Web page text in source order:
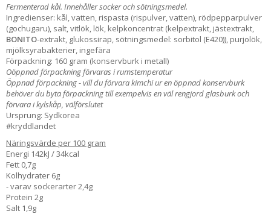
Fermenterad kål. Innehåller socker och sötningsmedel.
Ingredienser: kål, vatten, rispasta (rispulver, vatten), rödpepparpulver
(gochugaru), salt, vitlök, lök, kelpkoncentrat (kelpextrakt, jästextrakt,
BONITO-extrakt, glukossirap, sötningsmedel: sorbitol (E420)), purjolök,
mjölksyrabakterier, ingefära
Förpackning: 160 gram (konservburk i metall)
Oöppnad förpackning förvaras i rumstemperatur
Öppnad förpackning - vill du förvara kimchi ur en öppnad konservburk
behöver du byta förpackning till exempelvis en väl rengjord glasburk och
förvara i kylskåp, välförslutet
Ursprung: Sydkorea
#kryddlandet
Näringsvärde per 100 gram
Energi 142kJ / 34kcal
Fett 0,7g
Kolhydrater 6g
- varav sockerarter 2,4g
Protein 2g
Salt 1,9g